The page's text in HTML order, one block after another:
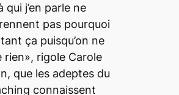
qui j’en parle ne
pas pourquoi
tant ça puisqu’on ne
rien», rigole Carole
que les adeptes du
connaissent